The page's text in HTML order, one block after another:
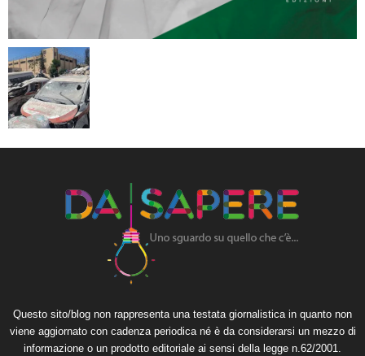
Questo sito/blog non rappresenta una testata giornalistica in quanto non
viene aggiornato con cadenza periodica né è da considerarsi un mezzo di
informazione o un prodotto editoriale ai sensi della legge n.62/2001.